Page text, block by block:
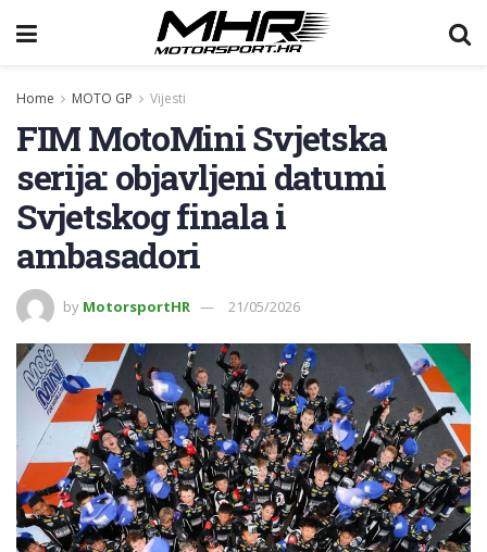
Home MOTO GP Vijesti
FIM MotoMini Svjetska
serija: objavljeni datumi
Svjetskog finala i
ambasadori
by MotorsportHR 21/05/2026